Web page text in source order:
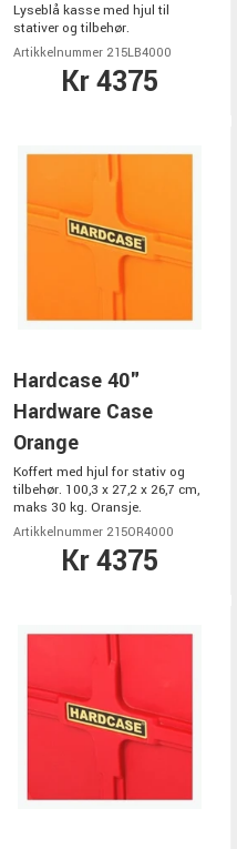
Lyseblå kasse med hjul til
stativer og tilbehør.
Artikkelnummer 215LB4000
Kr 4375
Hardcase 40"
Hardware Case
Orange
Koffert med hjul for stativ og
tilbehør. 100,3 x 27,2 x 26,7 cm,
maks 30 kg. Oransje.
Artikkelnummer 215OR4000
Kr 4375